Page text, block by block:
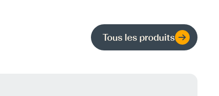
Tous les produits